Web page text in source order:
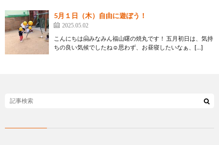
5月１日（木）自由に遊ぼう！
2025.05.02
こんにちは🤗みなみん福山曙の焼丸です！ 五月初日は、気持
ちの良い気候でしたね☺️思わず、お昼寝したいなぁ、[…]